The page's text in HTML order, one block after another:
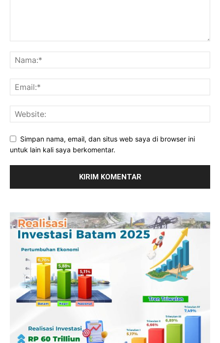
Simpan nama, email, dan situs web saya di browser ini
untuk lain kali saya berkomentar.